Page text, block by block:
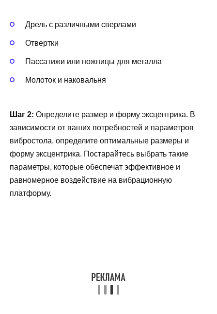
Дрель с различными сверлами
Отвертки
Пассатижи или ножницы для металла
Молоток и наковальня
Шаг 2: Определите размер и форму эксцентрика. В
зависимости от ваших потребностей и параметров
вибростола, определите оптимальные размеры и
форму эксцентрика. Постарайтесь выбрать такие
параметры, которые обеспечат эффективное и
равномерное воздействие на вибрационную
платформу.